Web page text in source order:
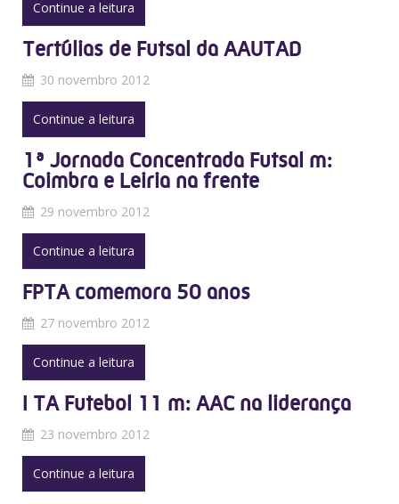
Continue a leitura
Tertúlias de Futsal da AAUTAD
30 novembro 2012
Continue a leitura
1ª Jornada Concentrada Futsal m:
Coimbra e Leiria na frente
29 novembro 2012
Continue a leitura
FPTA comemora 50 anos
27 novembro 2012
Continue a leitura
I TA Futebol 11 m: AAC na liderança
23 novembro 2012
Continue a leitura